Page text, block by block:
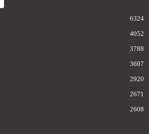
6324
4052
3788
3607
2920
2671
2608